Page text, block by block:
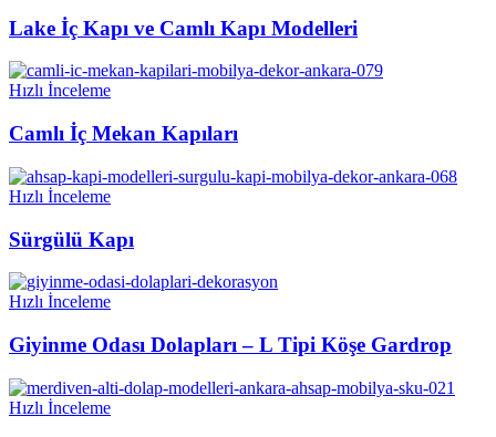
Lake İç Kapı ve Camlı Kapı Modelleri
Hızlı İnceleme
Camlı İç Mekan Kapıları
Hızlı İnceleme
Sürgülü Kapı
Hızlı İnceleme
Giyinme Odası Dolapları – L Tipi Köşe Gardrop
Hızlı İnceleme